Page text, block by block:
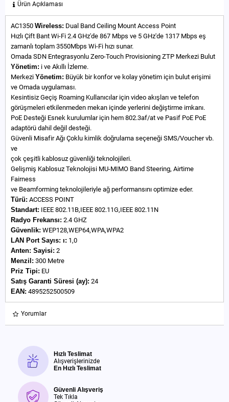
Ürün Açıklaması
AC1350 Wireless: Dual Band Ceiling Mount Access Point
Hızlı Çift Bant Wi-Fi 2.4 GHz'de 867 Mbps ve 5 GHz'de 1317 Mbps eş
zamanlı toplam 3550Mbps Wi-Fi hızı sunar.
Omada SDN Entegrasyonlu Zero-Touch Provisioning ZTP Merkezi Bulut
Yönetim: i ve Akıllı İzleme.
Merkezi Yönetim: Büyük bir konfor ve kolay yönetim için bulut erişimi
ve Omada uygulaması.
Kesintisiz Geçiş Roaming Kullanıcılar için video akışları ve telefon
görüşmeleri etkilenmeden mekan içinde yerlerini değiştirme imkanı.
PoE Desteği Esnek kurulumlar için hem 802.3af/at ve Pasif PoE PoE
adaptörü dahil değil desteği.
Güvenli Misafir Ağı Çoklu kimlik doğrulama seçeneği SMS/Voucher vb.
ve
çok çeşitli kablosuz güvenliği teknolojileri.
Gelişmiş Kablosuz Teknolojisi MU-MIMO Band Steering, Airtime
Fairness
ve Beamforming teknolojileriyle ağ performansını optimize eder.
Türü: ACCESS POINT
Standart: IEEE 802.11B,IEEE 802.11G,IEEE 802.11N
Radyo Frekansı: 2.4 GHZ
Güvenlik: WEP128,WEP64,WPA,WPA2
LAN Port Sayıs: ı: 1,0
Anten: Sayisi: 2
Menzil: 300 Metre
Priz Tipi: EU
Satış Garanti Süresi (ay): 24
EAN: 4895252500509
Yorumlar
Hızlı Teslimat
Alışverişlerinizde
En Hızlı Teslimat
Güvenli Alışveriş
Tek Tıkla